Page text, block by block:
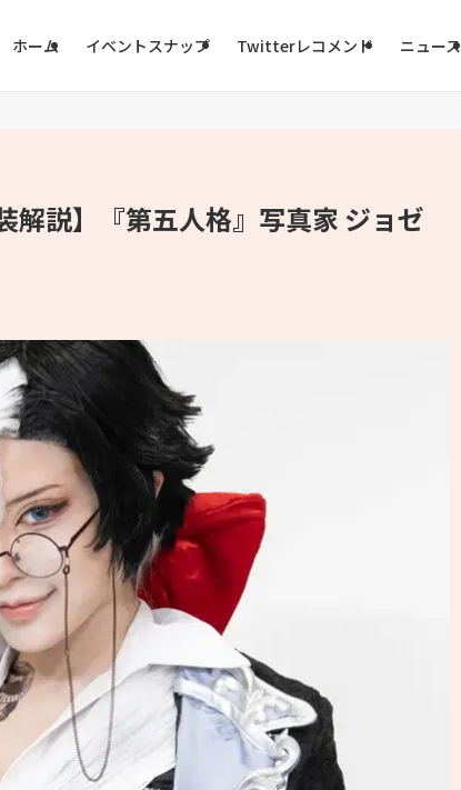
ホーム イベントスナップ Twitterレコメンド ニュース
解説】『第五人格』写真家 ジョゼ